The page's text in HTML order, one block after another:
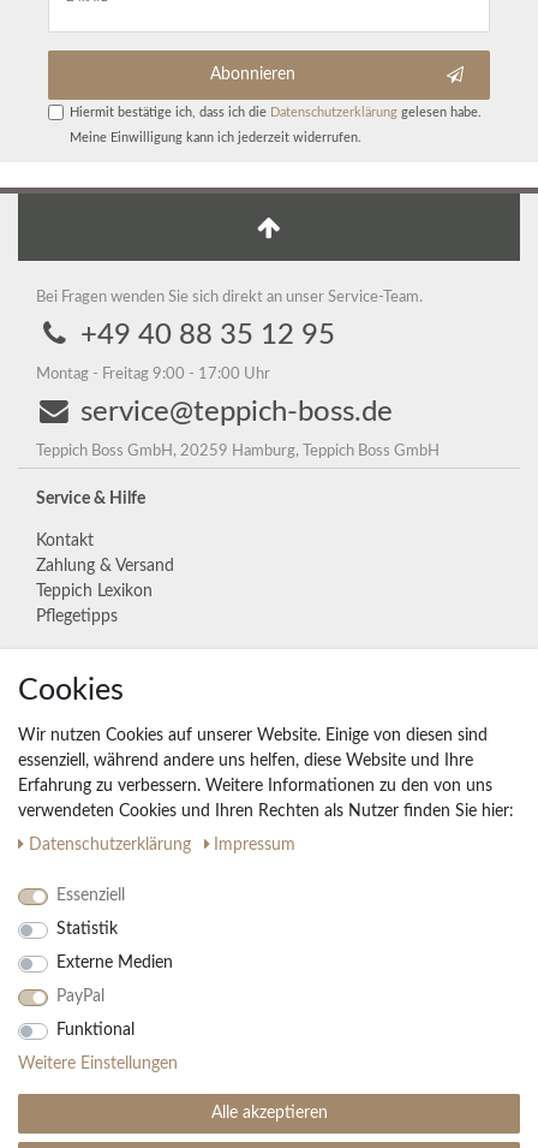
Abonnieren
Hiermit bestätige ich, dass ich die Daten­schutz­erklärunggelesen habe.
Meine Einwilligung kann ich jederzeit widerrufen.
Bei Fragen wenden Sie sich direkt an unser Service-Team.
+49 40 88 35 12 95
Montag - Freitag 9:00 - 17:00 Uhr
service@teppich-boss.de
Teppich Boss GmbH, 20259 Hamburg, Teppich Boss GmbH
Service & Hilfe
Kontakt
Zahlung & Versand
Teppich Lexikon
Pflegetipps
Unternehmen
Widerrufs­recht
Vertrag widerrufen
Impressum
Daten­schutz­erklärung
AGB
Ihre Vorteile
30 Tage Rückgaberecht
Große Auswahl
Kauf auf Rechnung
Einfache Auftragsverfolgung
Cookies
Wir nutzen Cookies auf unserer Website. Einige von diesen sind
essenziell, während andere uns helfen, diese Website und Ihre
Erfahrung zu verbessern. Weitere Informationen zu den von uns
verwendeten Cookies und Ihren Rechten als Nutzer finden Sie hier:
Daten­schutz­erklärung
Impressum
Essenziell
Statistik
Externe Medien
PayPal
Funktional
Weitere Einstellungen
Alle akzeptieren